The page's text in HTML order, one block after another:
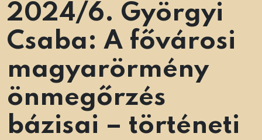
2024/6. Györgyi
Csaba: A fővárosi
magyarörmény
önmegőrzés
bázisai – történeti